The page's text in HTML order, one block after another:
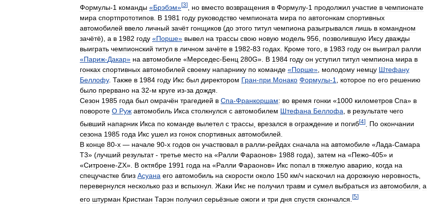
Формулы-1 команды «Брэбэм»[3] но вместо возвращения в Формулу-1 продолжил участие в чемпионате
мира спортпрототипов В 1981 году руководство чемпионата мира по автогонкам спортивных
автомобилей ввело личный зачёт гонщиков (до этого титул чемпиона разыгрывался лишь в командном
зачётё), а в 1982 году «Порше» вывел на трассы свою новую модель 956 позволившую Иксу дважды
выиграть чемпионский титул в личном зачёте в 1982-83 годах Кроме того в 1983 году он выиграл ралли
«Париж-Дакар» на автомобиле «Мерседес-Бенц 280G». В 1984 году он уступил титул чемпиона мира в
гонках спортивных автомобилей своему напарнику по команде «Порше» молодому немцу Штефану
Беллофу. Также в 1984 году Икс был директором Гран-при Монако Формулы-1 которое по его решению
было прервано на 32-м круге из-за дождя
Сезон 1985 года был омрачён трагедией в Спа-Франкоршам: во время гонки «1000 километров Спа» в
повороте О Руж автомобиль Икса столкнулся с автомобилем Штефана Беллофа в результате чего
бывший напарник Икса по команде вылетел с трассы врезался в ограждение и погиб[4] По окончании
сезона 1985 года Икс ушел из гонок спортивных автомобилей.
В конце 80-х — начале 90-х годов он участвовал в ралли-рейдах сначала на автомобиле «Лада-Самара
Т3» (лучший результат- третье место на «Ралли Фараонов» 1988 года), затем на «Пежо-405» и
«Ситроене-ZX». В октябре 1991 года на «Ралли Фараонов» Икс попал в тяжелую аварию, когда на
спецучастке близ Асуана его автомобиль на скорости около 150 км/ч наскочил на дорожную неровность,
перевернулся несколько раз и вспыхнул. Жаки Икс не получил травм и сумел выбраться из автомобиля, а
его штурман Кристиан Тарэн получил серьёзные ожоги и три дня спустя скончался [5]